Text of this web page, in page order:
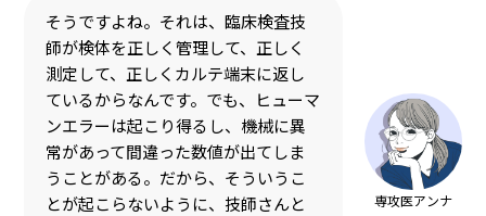
専攻医アンナ
そうですよね。それは、臨床検査技
師が検体を正しく管理して、正しく
測定して、正しくカルテ端末に返し
ているからなんです。でも、ヒューマ
ンエラーは起こり得るし、機械に異
常があって間違った数値が出てしま
うことがある。だから、そういうこ
とが起こらないように、技師さんと